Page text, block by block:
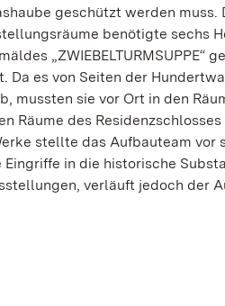
geschützt werden muss.
benötigte sechs
„ZWIEBELTURMSUPPE“
es von Seiten der
mussten sie vor Ort in den
Räume des
stellte das Aufbauteam vor
in die historische
verläuft jedoch der